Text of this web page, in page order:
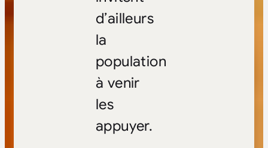
d’ailleurs
la
population
à venir
les
appuyer.